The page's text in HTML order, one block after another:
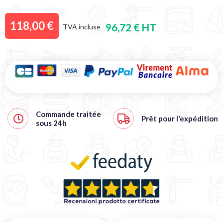
118,00 € TVA incluse 96,72 € HT
Commande traitée
sous 24h Prêt pour l'expédition